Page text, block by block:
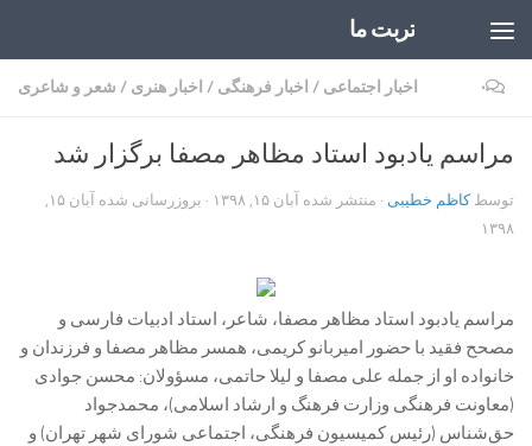
تربت ما
اخبار اجتماعی / اخبار فرهنگی / اخبار هنری / شعر و شاعری ۰
مراسم یادبود استاد مظاهر مصفا برگزار شد
توسطکاظم خطیبی · منتشر شده آبان ۱۵, ۱۳۹۸ · بروزرسانی شده
آبان ۱۵,
۱۳۹۸
مراسم یادبود استاد مظاهر مصفا، شاعر، استاد ادبیات فارسی و
مصحح فقید با حضور امیربانو کریمی، همسر مظاهر مصفا و فرزندان و
خانواده او از جمله علی مصفا و لیلا حاتمی، مسؤولان: محسن جوادی
(معاونت فرهنگی وزارت فرهنگ و ارشاد اسلامی)، محمدجواد
حق‌شناس (رئیس کمیسیون فرهنگی، اجتماعی شورای شهر تهران) و